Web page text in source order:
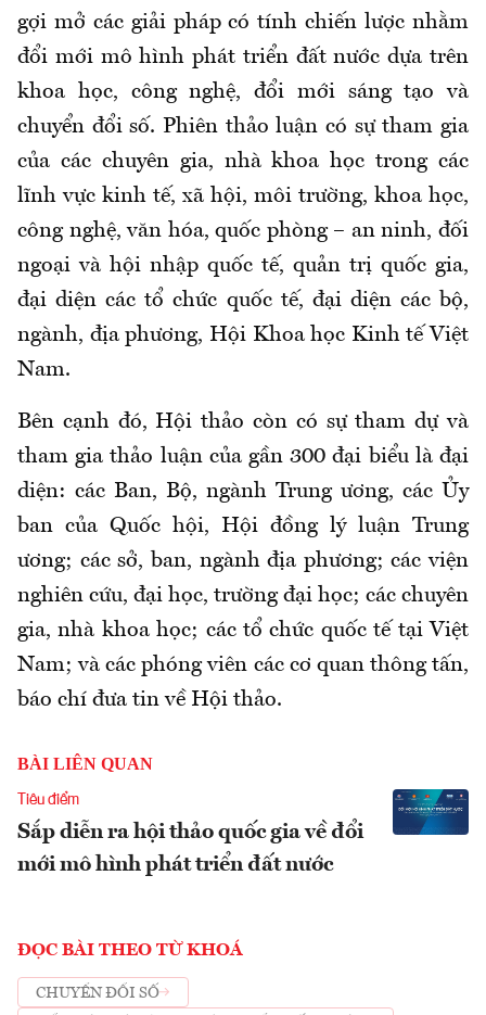
gợi mở các giải pháp có tính chiến lược nhằm
đổi mới mô hình phát triển đất nước dựa trên
khoa học, công nghệ, đổi mới sáng tạo và
chuyển đổi số. Phiên thảo luận có sự tham gia
của các chuyên gia, nhà khoa học trong các
lĩnh vực kinh tế, xã hội, môi trường, khoa học,
công nghệ, văn hóa, quốc phòng – an ninh, đối
ngoại và hội nhập quốc tế, quản trị quốc gia,
đại diện các tổ chức quốc tế, đại diện các bộ,
ngành, địa phương, Hội Khoa học Kinh tế Việt
Nam.
Bên cạnh đó, Hội thảo còn có sự tham dự và
tham gia thảo luận của gần 300 đại biểu là đại
diện: các Ban, Bộ, ngành Trung ương, các Ủy
ban của Quốc hội, Hội đồng lý luận Trung
ương; các sở, ban, ngành địa phương; các viện
nghiên cứu, đại học, trường đại học; các chuyên
gia, nhà khoa học; các tổ chức quốc tế tại Việt
Nam; và các phóng viên các cơ quan thông tấn,
báo chí đưa tin về Hội thảo.
BÀI LIÊN QUAN
Tiêu điểm
Sắp diễn ra hội thảo quốc gia về đổi
mới mô hình phát triển đất nước
ĐỌC BÀI THEO TỪ KHOÁ
CHUYỂN ĐỔI SỐ